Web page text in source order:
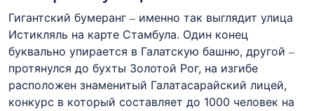
Гигантский бумеранг – именно так выглядит улица
Истикляль на карте Стамбула. Один конец
буквально упирается в Галатскую башню, другой –
протянулся до бухты Золотой Рог, на изгибе
расположен знаменитый Галатасарайский лицей,
конкурс в который составляет до 1000 человек на